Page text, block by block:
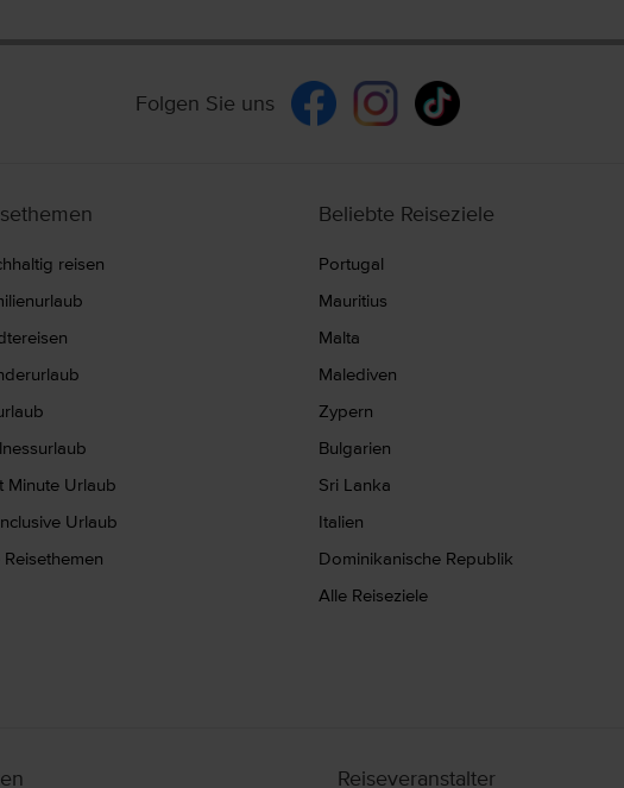
Folgen Sie uns
reisen
Minute Urlaub
Urlaub
Reisethemen
Beliebte Reiseziele
Portugal
Mauritius
Malta
Malediven
Zypern
Bulgarien
Sri Lanka
Italien
Dominikanische Republik
Alle Reiseziele
Reiseveranstalter